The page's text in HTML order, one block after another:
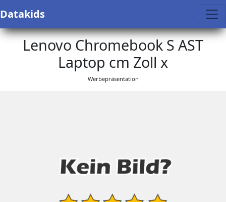
Datakids
Lenovo Chromebook S AST
Laptop cm Zoll x
Werbepräsentation